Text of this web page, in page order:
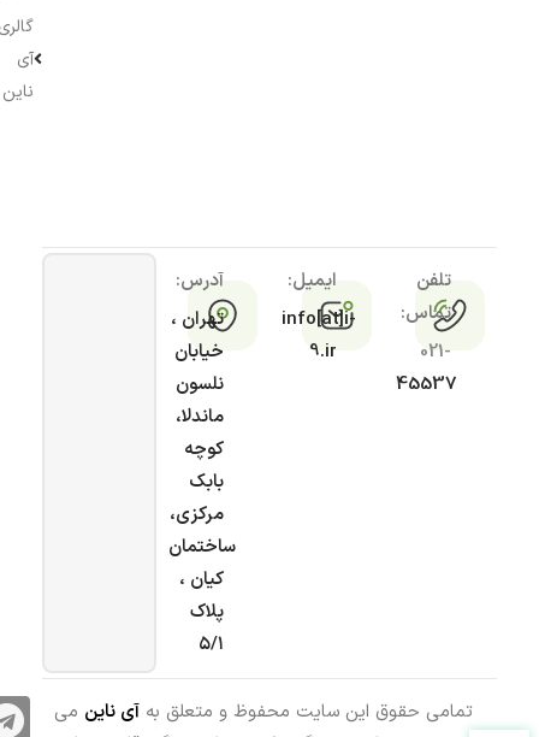
آی
ناین
تلفن
تماس:
021-
45537
ایمیل:
info[at]i-
9.ir
آدرس:
تهران ،
خیابان
نلسون
ماندلا،
کوچه
بابک
مرکزی،
ساختمان
کیان ،
پلاک
۵/۱
تمامی حقوق این سایت محفوظ و متعلق به آی ناین می